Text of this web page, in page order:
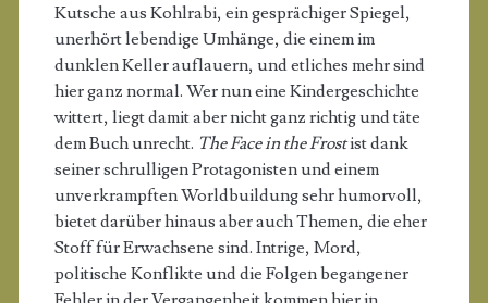
Kutsche aus Kohlrabi, ein gesprächiger Spiegel,
unerhört lebendige Umhänge, die einem im
dunklen Keller auflauern, und etliches mehr sind
hier ganz normal. Wer nun eine Kindergeschichte
wittert, liegt damit aber nicht ganz richtig und täte
dem Buch unrecht. The Face in the Frostist dank
seiner schrulligen Protagonisten und einem
unverkrampften Worldbuildung sehr humorvoll,
bietet darüber hinaus aber auch Themen, die eher
Stoff für Erwachsene sind. Intrige, Mord,
politische Konflikte und die Folgen begangener